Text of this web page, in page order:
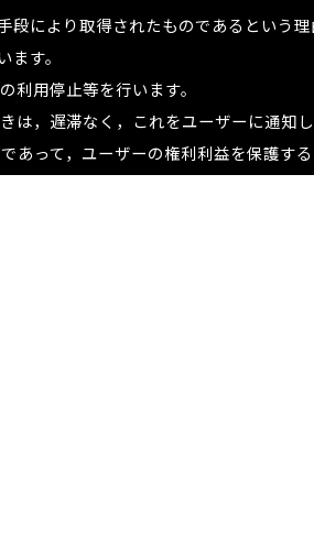
により取得されたものであるという
す。
用停止等を行います。
，遅滞なく，これをユーザーに通知し
って，ユーザーの権利利益を保護す